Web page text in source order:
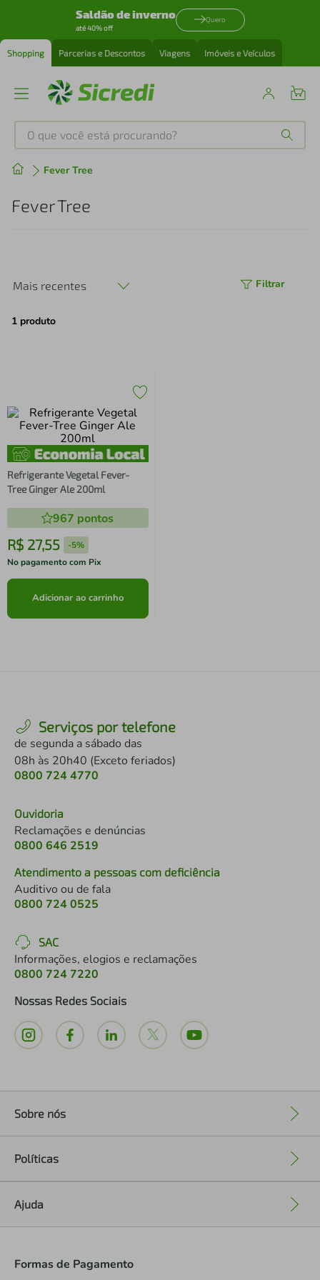
Saldão de inverno
até 40% off
Quero
Shopping Parcerias e Descontos Viagens Imóveis e Veículos
O que você está procurando?
Fever Tree
Fever Tree
Mais recentes Filtrar
1 produto
Refrigerante Vegetal Fever-
Tree Ginger Ale 200ml
967 pontos
R$ 27,55 -5%
No pagamento com Pix
Adicionar ao carrinho
Serviços por telefone
de segunda a sábado das
08h às 20h40 (Exceto feriados)
0800 724 4770
Ouvidoria
Reclamações e denúncias
0800 646 2519
Atendimento a pessoas com deficiência
Auditivo ou de fala
0800 724 0525
SAC
Informações, elogios e reclamações
0800 724 7220
Nossas Redes Sociais
Sobre nós
Políticas
Ajuda
Formas de Pagamento
Produtos mais buscados
tenis
perfume
4º